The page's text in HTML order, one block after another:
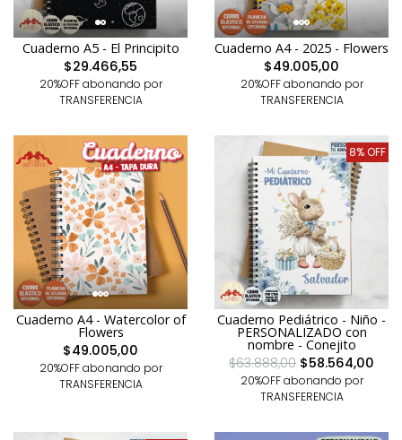
Cuaderno A5 - El Principito
$29.466,55
20%OFF abonando por
TRANSFERENCIA
Cuaderno A4 - 2025 - Flowers
$49.005,00
20%OFF abonando por
TRANSFERENCIA
Cuaderno A4 - Watercolor of
Flowers
$49.005,00
20%OFF abonando por
TRANSFERENCIA
8% OFF
Cuaderno Pediátrico - Niño -
PERSONALIZADO con
nombre - Conejito
$63.888,00 $58.564,00
20%OFF abonando por
TRANSFERENCIA